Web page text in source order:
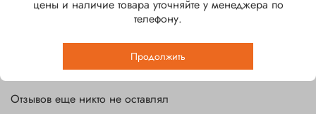
Стеклопакет
Отзывов еще никто не оставлял
цены и наличие товара уточняйте у менеджера по
телефону.
Продолжить